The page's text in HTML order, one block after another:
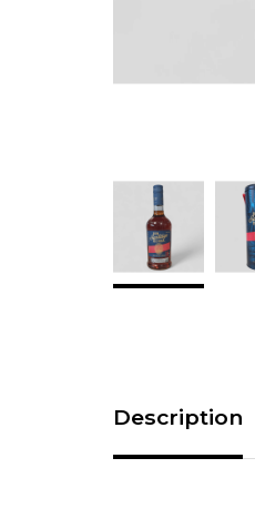
Description